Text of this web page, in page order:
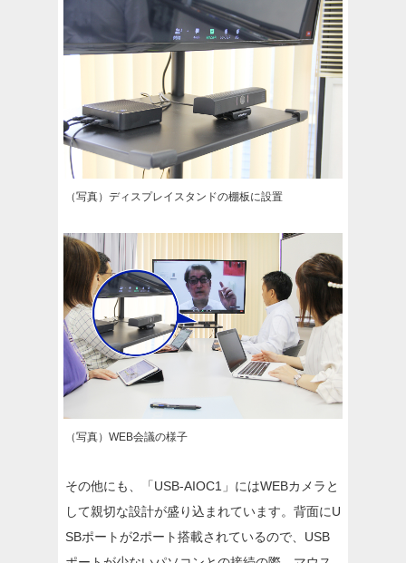
（写真）ディスプレイスタンドの棚板に設置
（写真）WEB会議の様子
その他にも、「USB-AIOC1」にはWEBカメラと
して親切な設計が盛り込まれています。背面にU
SBポートが2ポート搭載されているので、USB